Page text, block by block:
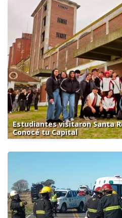
Estudiantes visitaron Santa
Conocé tu Capital